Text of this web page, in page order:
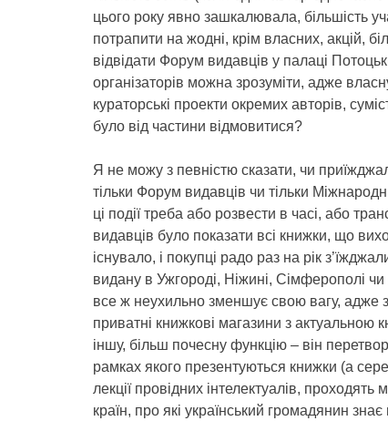
цього року явно зашкалювала, більшість
потрапити на жодні, крім власних, акцій,
відвідати Форум видавців у палаці
організаторів можна зрозуміти, адже
кураторські проекти окремих авторів,
було від частини відмовитися?
Я не можу з певністю сказати, чи
тільки Форум видавців чи тільки
ці події треба або розвести в часі, або
видавців було показати всі книжки, що
існувало, і покупці радо раз на рік
видану в Ужгороді, Ніжині, Сімферополі
все ж неухильно зменшує свою вагу, адже
приватні книжкові магазини з актуальною
іншу, більш почесну функцію – він
рамках якого презентуються книжки (а
лекції провідних інтелектуалів,
країн, про які український громадянин